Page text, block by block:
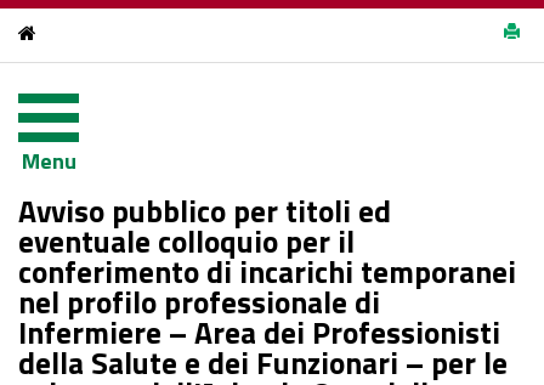
conferimento di incarichi temporanei nel profilo professionale
di Infermiere – Area dei Professionisti della Salute e dei
Funzionari – per le esigenze dell’Azienda Ospedaliero-
Universitaria
Menu
Avviso pubblico per titoli ed
eventuale colloquio per il
conferimento di incarichi temporanei
nel profilo professionale di
Infermiere – Area dei Professionisti
della Salute e dei Funzionari – per le